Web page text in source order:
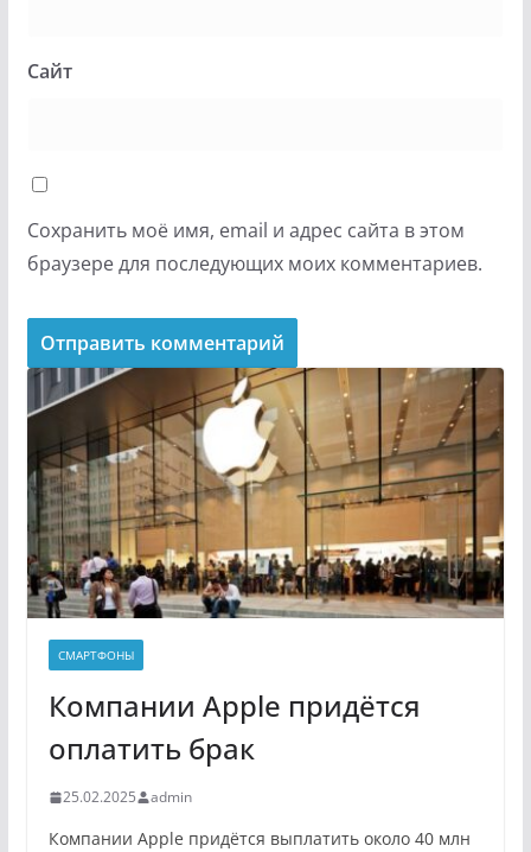
Сайт
Сохранить моё имя, email и адрес сайта в этом
браузере для последующих моих комментариев.
СМАРТФОНЫ
Компании Apple придётся
оплатить брак
25.02.2025 admin
Компании Apple придётся выплатить около 40 млн